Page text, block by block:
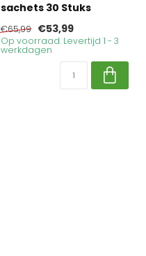
sachets 30 Stuks
€65,99 €53,99
Op voorraad. Levertijd 1 - 3
werkdagen